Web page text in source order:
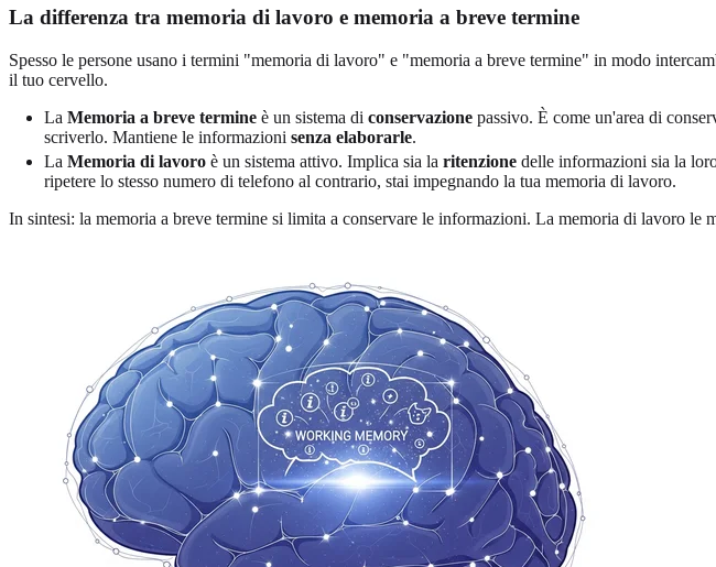
La differenza tra memoria di lavoro e memoria a breve termine
Spesso le persone usano i termini "memoria di lavoro" e "memoria a breve termine" in modo
il tuo cervello.
La Memoria a breve termine è un sistema di conservazione passivo. È come un'area di
scriverlo. Mantiene le informazioni senza elaborarle.
La Memoria di lavoro è un sistema attivo. Implica sia la ritenzione delle informazioni sia la
ripetere lo stesso numero di telefono al contrario, stai impegnando la tua memoria di lavoro.
In sintesi: la memoria a breve termine si limita a conservare le informazioni. La memoria di lavoro le